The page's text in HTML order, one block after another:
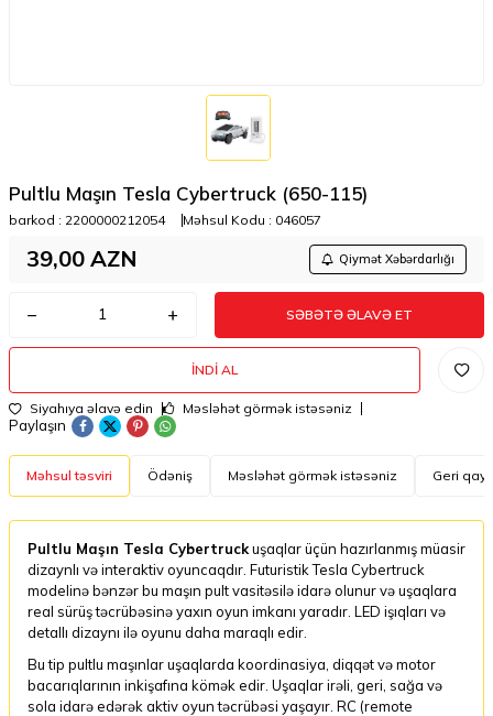
Pultlu Maşın Tesla Cybertruck (650-115)
barkod : 2200000212054 Məhsul Kodu : 046057
39,00 AZN Qiymət Xəbərdarlığı
SƏBƏTƏ ƏLAVƏ ET
İNDI AL
Siyahıya əlavə edin Məsləhət görmək istəsəniz
Paylaşın
Məhsul təsviri Ödəniş Məsləhət görmək istəsəniz Geri
Pultlu Maşın Tesla Cybertruckuşaqlar üçün hazırlanmış müasir
dizaynlı və interaktiv oyuncaqdır. Futuristik Tesla Cybertruck
modelinə bənzər bu maşın pult vasitəsilə idarə olunur və uşaqlara
real sürüş təcrübəsinə yaxın oyun imkanı yaradır. LED işıqları və
detallı dizaynı ilə oyunu daha maraqlı edir.
Bu tip pultlu maşınlar uşaqlarda koordinasiya, diqqət və motor
bacarıqlarının inkişafına kömək edir. Uşaqlar irəli, geri, sağa və
sola idarə edərək aktiv oyun təcrübəsi yaşayır. RC (remote